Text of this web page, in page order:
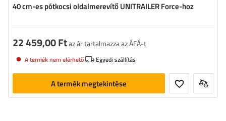
40 cm-es pótkocsi oldalmerevítő UNITRAILER Force-hoz
22 459,00 Ftaz ár tartalmazza az ÁFÁ-t
A termék nem elérhető Egyedi szállítás
A termék megtekintése